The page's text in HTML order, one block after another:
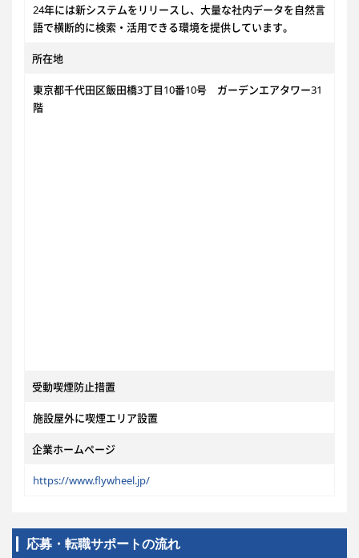
24年には新システムをリリースし、大量な社内データを自然言
語で横断的に検索・活用できる環境を提供しています。
所在地
東京都千代田区飯田橋3丁目10番10号 ガーデンエアタワー31
階
受動喫煙防止措置
施設屋外に喫煙エリア設置
企業ホームページ
https://www.flywheel.jp/
応募・転職サポートの流れ